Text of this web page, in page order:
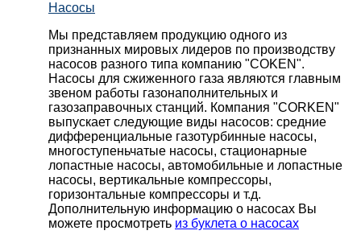
Насосы
Мы представляем продукцию одного из
признанных мировых лидеров по производству
насосов разного типа компанию "COKEN".
Насосы для сжиженного газа являются главным
звеном работы газонаполнительных и
газозаправочных станций. Компания "CORKEN"
выпускает следующие виды насосов: cредние
дифференциальные газотурбинные насосы,
многоступеньчатые насосы, стационарные
лопастные насосы, автомобильные и лопaстные
насосы, вертикальные компрессоры,
горизонтальные компрессоры и т.д.
Дополнительную информацию о насосах Вы
можете просмотреть из буклета о насосах